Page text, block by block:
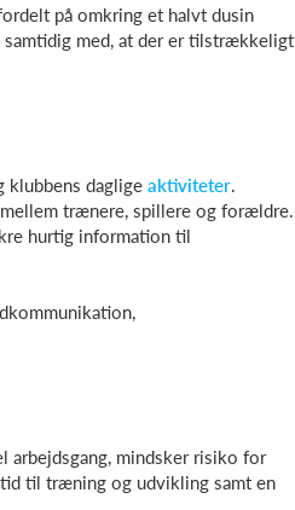
på omkring et halvt dusin
med, at der er tilstrækkeligt
klubbens daglige aktiviteter.
trænere, spillere og forældre.
hurtig information til
arbejdsgang, mindsker risiko for
til træning og udvikling samt en